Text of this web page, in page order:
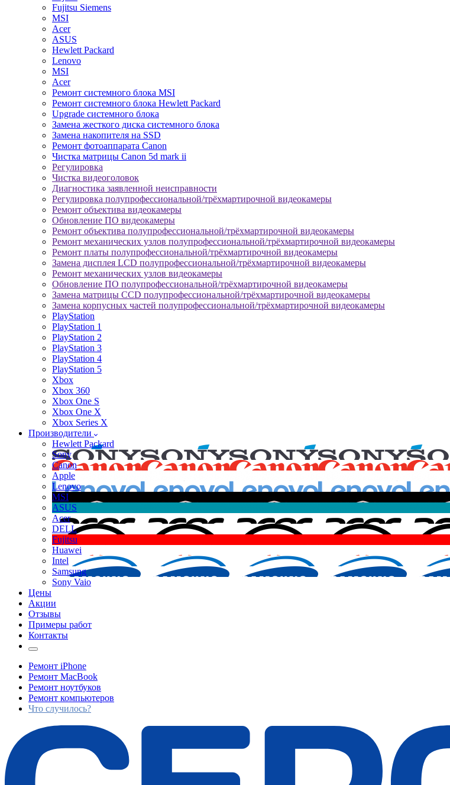
Fujitsu Siemens
MSI
Acer
ASUS
Hewlett Packard
Lenovo
MSI
Acer
Ремонт системного блока MSI
Ремонт системного блока Hewlett Packard
Upgrade системного блока
Замена жесткого диска системного блока
Замена накопителя на SSD
Ремонт фотоаппарата Canon
Чистка матрицы Canon 5d mark ii
Регулировка
Чистка видеоголовок
Диагностика заявленной неисправности
Регулировка полупрофессиональной/трёхмартирочной видеокамеры
Ремонт объектива видеокамеры
Обновление ПО видеокамеры
Ремонт объектива полупрофессиональной/трёхмартирочной видеокамеры
Ремонт механических узлов полупрофессиональной/трёхмартирочной видеокамеры
Ремонт платы полупрофессиональной/трёхмартирочной видеокамеры
Замена дисплея LCD полупрофессиональной/трёхмартирочной видеокамеры
Ремонт механических узлов видеокамеры
Обновление ПО полупрофессиональной/трёхмартирочной видеокамеры
Замена матрицы CCD полупрофессиональной/трёхмартирочной видеокамеры
Замена корпусных частей полупрофессиональной/трёхмартирочной видеокамеры
PlayStation
PlayStation 1
PlayStation 2
PlayStation 3
PlayStation 4
PlayStation 5
Xbox
Xbox 360
Xbox One S
Xbox One X
Xbox Series X
Производители
Hewlett Packard
Sony
Canon
Apple
Lenovo
MSI
ASUS
Acer
DELL
Fujitsu
Huawei
Intel
Samsung
Sony Vaio
Цены
Акции
Отзывы
Примеры работ
Контакты
Ремонт iPhone
Ремонт MacBook
Ремонт ноутбуков
Ремонт компьютеров
Что случилось?